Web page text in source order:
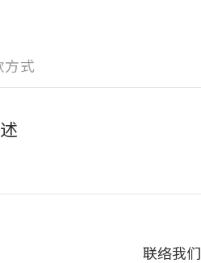
式
联络我们